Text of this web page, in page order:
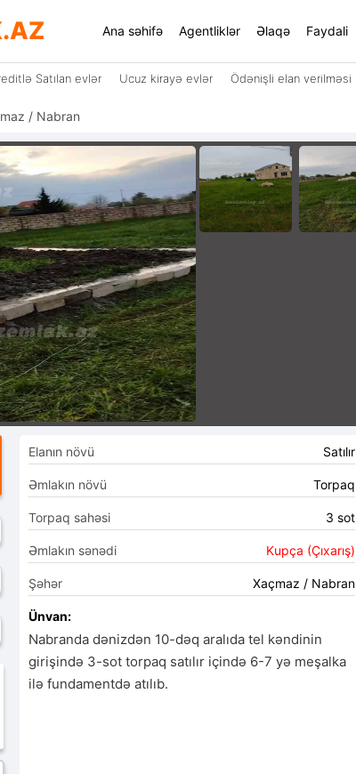
Ana səhifə Agentliklər Əlaqə Faydali
Satılan evlər Ucuz kirayə evlər Ödənişli elan verilməsi
/ Nabran
Elanın növü Satılır
Əmlakın növü Torpaq
Torpaq sahəsi 3 sot
Əmlakın sənədi Kupça (Çıxarış)
Şəhər Xaçmaz / Nabran
Ünvan:
Nabranda dənizdən 10-dəq aralıda tel kəndinin
girişində 3-sot torpaq satılır içində 6-7 yə meşalka
ilə fundamentdə atılıb.